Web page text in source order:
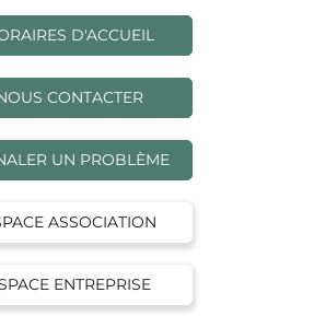
D'ACCUEIL
CONTACTER
UN PROBLÈME
ASSOCIATION
ENTREPRISE